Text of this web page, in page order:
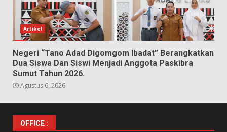
Artikel
Negeri “Tano Adad Digomgom Ibadat” Berangkatkan
Dua Siswa Dan Siswi Menjadi Anggota Paskibra
Sumut Tahun 2026.
Agustus 6, 2026
OFFICE :